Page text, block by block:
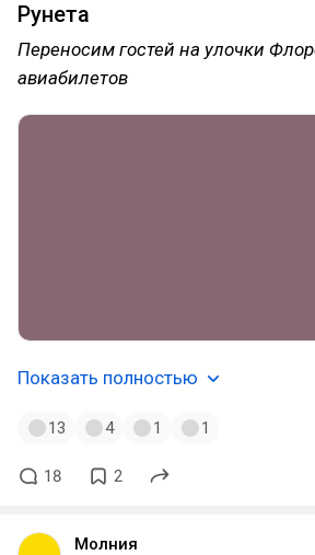
Рунета
Переносим гостей на улочки
авиабилетов
Показать полностью
13 4 1 1
18 2
Молния